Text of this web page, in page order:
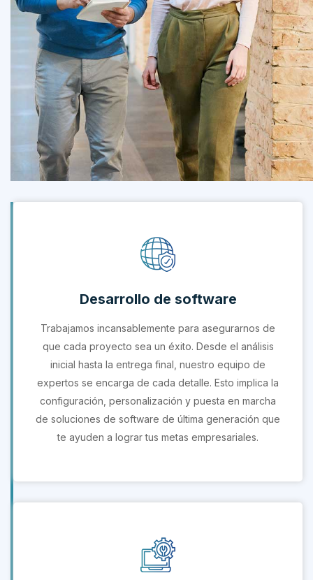
Desarrollo de software
Trabajamos incansablemente para asegurarnos de
que cada proyecto sea un éxito. Desde el análisis
inicial hasta la entrega final, nuestro equipo de
expertos se encarga de cada detalle. Esto implica la
configuración, personalización y puesta en marcha
de soluciones de software de última generación que
te ayuden a lograr tus metas empresariales.